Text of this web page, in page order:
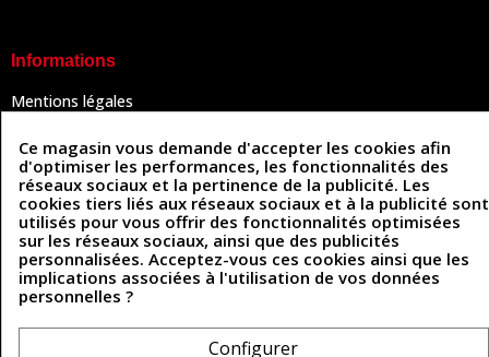
Informations
Mentions légales
Politique de confidentialité
Politique des cookies
Contactez-nous
Coordonnées
493 Chemin de Catougnac
contact@cuirenstock.com
Ce magasin vous demande d'accepter les cookies afin
d'optimiser les performances, les fonctionnalités des
réseaux sociaux et la pertinence de la publicité. Les
cookies tiers liés aux réseaux sociaux et à la publicité sont
utilisés pour vous offrir des fonctionnalités optimisées
sur les réseaux sociaux, ainsi que des publicités
personnalisées. Acceptez-vous ces cookies ainsi que les
implications associées à l'utilisation de vos données
personnelles ?
Configurer